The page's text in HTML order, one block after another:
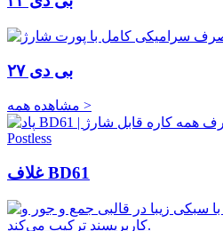
بی دی ۲۷
مشاهده همه >
غلاف BD61